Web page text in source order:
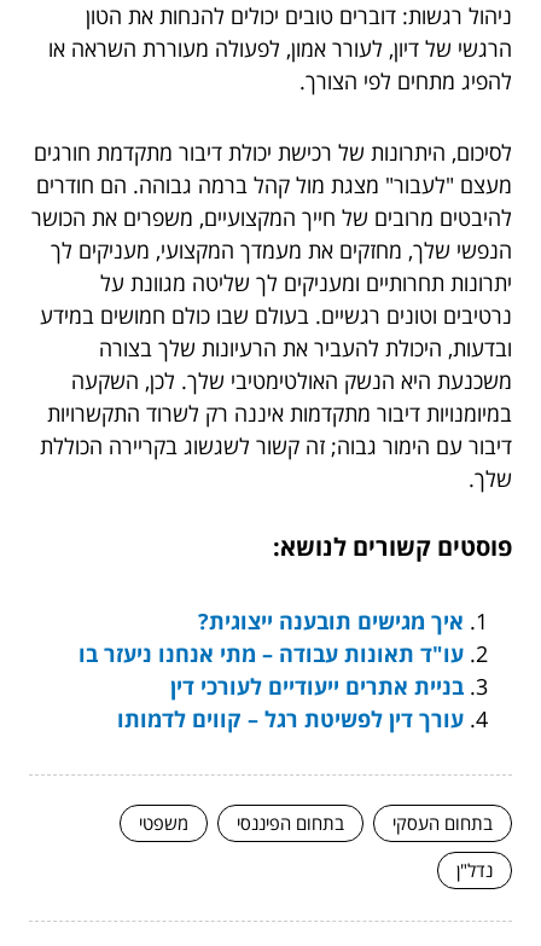
ניהול רגשות: דוברים טובים יכולים להנחות את הטון
הרגשי של דיון, לעורר אמון, לפעולה מעוררת השראה או
להפיג מתחים לפי הצורך.
לסיכום, היתרונות של רכישת יכולת דיבור מתקדמת חורגים
מעצם "לעבור" מצגת מול קהל ברמה גבוהה. הם חודרים
להיבטים מרובים של חייך המקצועיים, משפרים את הכושר
הנפשי שלך, מחזקים את מעמדך המקצועי, מעניקים לך
יתרונות תחרותיים ומעניקים לך שליטה מגוונת על
נרטיבים וטונים רגשיים. בעולם שבו כולם חמושים במידע
ובדעות, היכולת להעביר את הרעיונות שלך בצורה
משכנעת היא הנשק האולטימטיבי שלך. לכן, השקעה
במיומנויות דיבור מתקדמות איננה רק לשרוד התקשרויות
דיבור עם הימור גבוה; זה קשור לשגשוג בקריירה הכוללת
שלך.
פוסטים קשורים לנושא:
איך מגישים תובענה ייצוגית?
עו"ד תאונות עבודה – מתי אנחנו ניעזר בו
בניית אתרים ייעודיים לעורכי דין
עורך דין לפשיטת רגל – קווים לדמותו
בתחום העסקי בתחום הפיננסי
משפטי
נדל"ן